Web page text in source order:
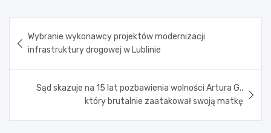
wpisu
Wybranie wykonawcy projektów modernizacji
infrastruktury drogowej w Lublinie
Sąd skazuje na 15 lat pozbawienia wolności Artura G.,
który brutalnie zaatakował swoją matkę